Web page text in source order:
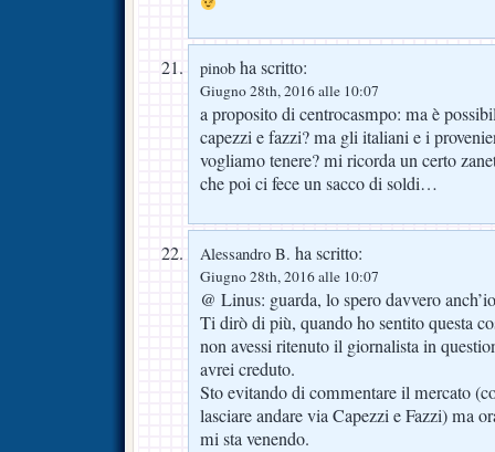
pinob ha scritto:
Giugno 28th, 2016 alle 10:07
a proposito di centrocasmpo: ma è
capezzi e fazzi? ma gli italiani e i
vogliamo tenere? mi ricorda un certo
che poi ci fece un sacco di soldi…
Alessandro B. ha scritto:
Giugno 28th, 2016 alle 10:07
@ Linus: guarda, lo spero davvero
Ti dirò di più, quando ho sentito questa
non avessi ritenuto il giornalista in
avrei creduto.
Sto evitando di commentare il mercato
lasciare andare via Capezzi e Fazzi) ma
mi sta venendo.